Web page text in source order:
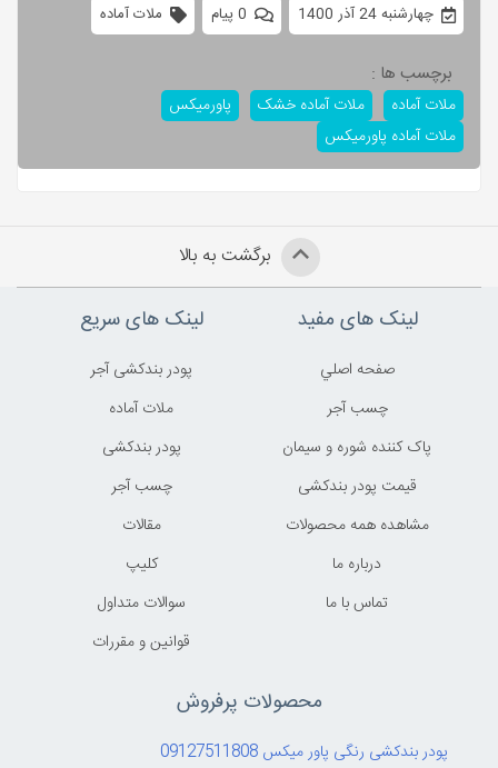
چهارشنبه 24 آذر 1400 0 پیام ملات آماده
برچسب ها :
ملات آماده ملات آماده خشک
پاورمیکس
ملات آماده پاورمیکس
برگشت به بالا
لینک های مفید
صفحه اصلي
چسب آجر
پاک کننده شوره و سیمان
قیمت پودر بندکشی
مشاهده همه محصولات
درباره ما
تماس با ما
لینک های سریع
پودر بندکشی آجر
ملات آماده
پودر بندکشی
چسب آجر
مقالات
کليپ
سوالات متداول
قوانين و مقررات
محصولات پرفروش
پودر بندکشی رنگی پاور میکس 09127511808